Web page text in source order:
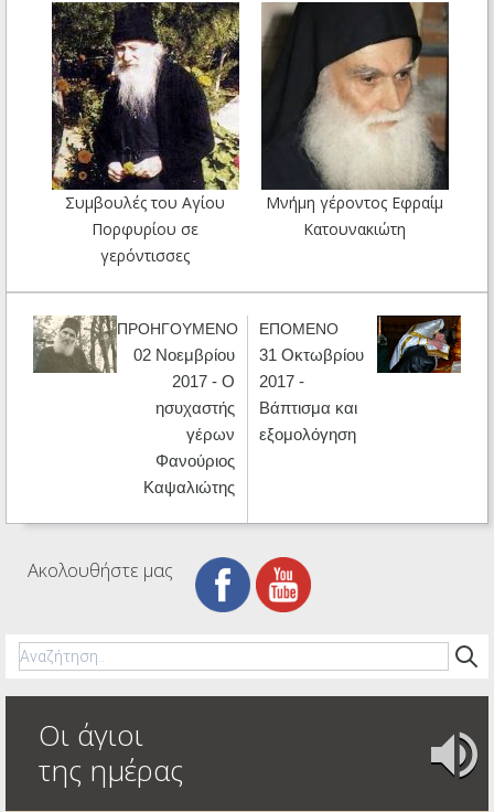
Συμβουλές του Αγίου
Πορφυρίου σε
γερόντισσες
Μνήμη γέροντος Εφραίμ
Κατουνακιώτη
ΠΡΟΗΓΟΥΜΕΝΟ
02 Νοεμβρίου
2017 - Ο
ησυχαστής
γέρων
Φανούριος
Καψαλιώτης
ΕΠΟΜΕΝΟ
31 Οκτωβρίου
2017 -
Βάπτισμα και
εξομολόγηση
Ακολουθήστε μας
Οι άγιοι
της ημέρας